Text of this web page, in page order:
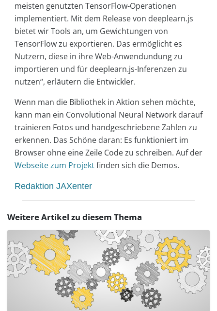
meisten genutzten TensorFlow-Operationen
implementiert. Mit dem Release von deeplearn.js
bietet wir Tools an, um Gewichtungen von
TensorFlow zu exportieren. Das ermöglicht es
Nutzern, diese in ihre Web-Anwendundung zu
importieren und für deeplearn.js-Inferenzen zu
nutzen“, erläutern die Entwickler.
Wenn man die Bibliothek in Aktion sehen möchte,
kann man ein Convolutional Neural Network darauf
trainieren Fotos und handgeschriebene Zahlen zu
erkennen. Das Schöne daran: Es funktioniert im
Browser ohne eine Zeile Code zu schreiben. Auf der
Webseite zum Projektfinden sich die Demos.
Redaktion JAXenter
Weitere Artikel zu diesem Thema